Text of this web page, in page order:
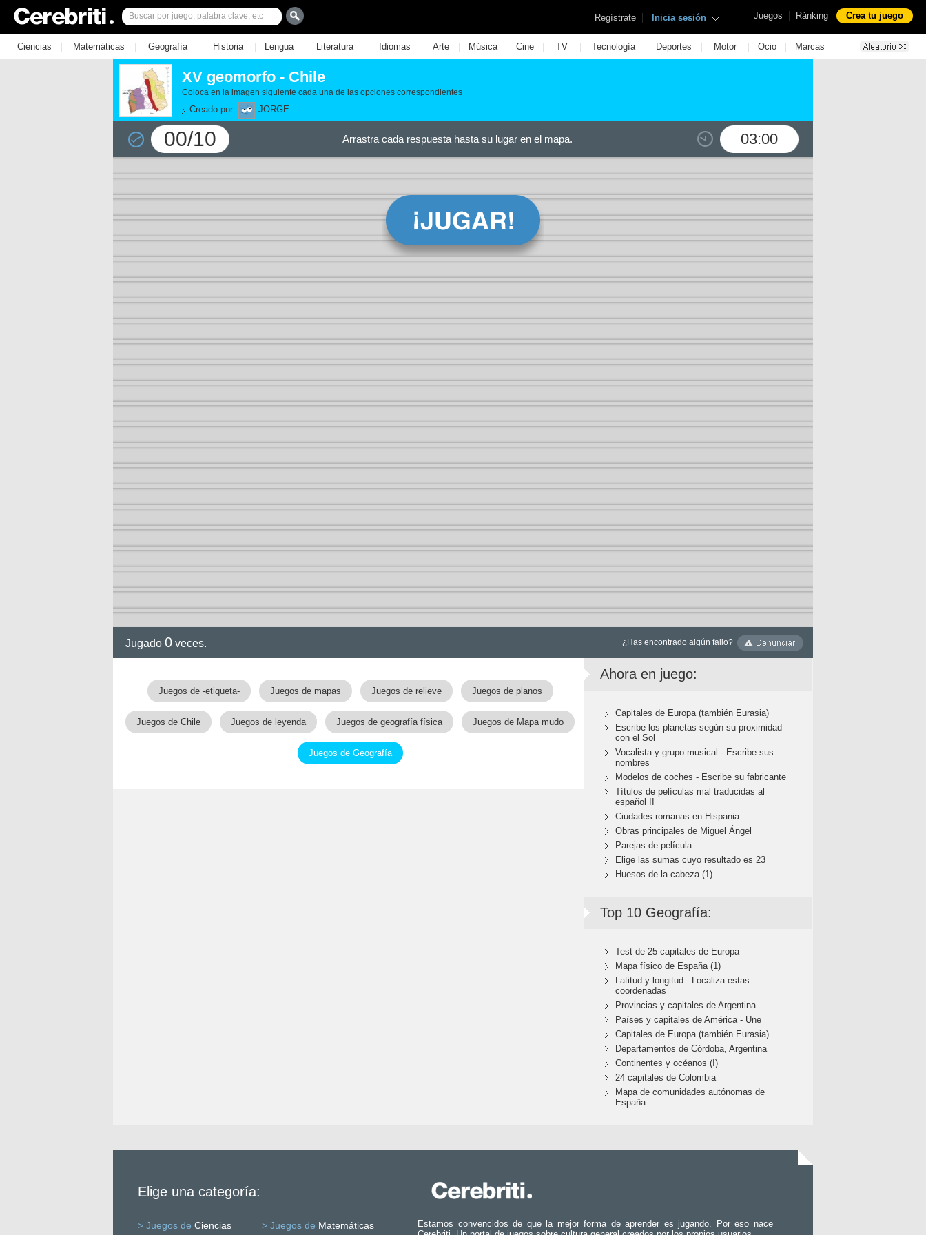
Juegos | Ránking Crea tu juego
Regístrate | Inicia sesión
Ciencias | Matemáticas | Geografía | Historia | Lengua | Literatura | Idiomas | Arte | Música | Cine | TV | Tecnología | Deportes | Motor | Ocio | Marcas
XV geomorfo - Chile
Coloca en la imagen siguiente cada una de las opciones correspondientes
Creado por: JORGE
00/10 03:00
Arrastra cada respuesta hasta su lugar en el mapa.
Jugado 0 veces. ¿Has encontrado algún fallo?
Juegos de -etiqueta- Juegos de mapas Juegos de relieve Juegos de planos
Juegos de Chile Juegos de leyenda Juegos de geografía física Juegos de Mapa mudo
Juegos de Geografía
Ahora en juego:
Capitales de Europa (también Eurasia)
Escribe los planetas según su proximidad
con el Sol
Vocalista y grupo musical - Escribe sus
nombres
Modelos de coches - Escribe su fabricante
Títulos de películas mal traducidas al
español II
Ciudades romanas en Hispania
Obras principales de Miguel Ángel
Parejas de película
Elige las sumas cuyo resultado es 23
Huesos de la cabeza (1)
Top 10 Geografía:
Test de 25 capitales de Europa
Mapa físico de España (1)
Latitud y longitud - Localiza estas
coordenadas
Provincias y capitales de Argentina
Países y capitales de América - Une
Capitales de Europa (también Eurasia)
Departamentos de Córdoba, Argentina
Continentes y océanos (I)
24 capitales de Colombia
Mapa de comunidades autónomas de
España
Elige una categoría:
> Juegos de Ciencias > Juegos de Matemáticas
Estamos convencidos de que la mejor forma de aprender es jugando. Por eso nace